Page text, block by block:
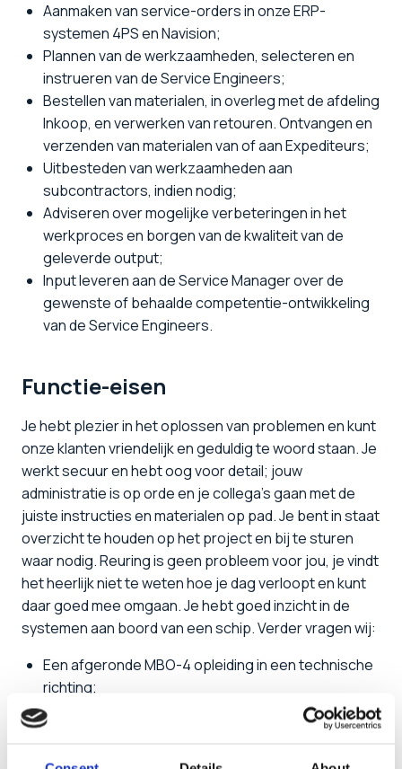
Aanmaken van service-orders in onze ERP-
systemen 4PS en Navision;
Plannen van de werkzaamheden, selecteren en
instrueren van de Service Engineers;
Bestellen van materialen, in overleg met de afdeling
Inkoop, en verwerken van retouren. Ontvangen en
verzenden van materialen van of aan Expediteurs;
Uitbesteden van werkzaamheden aan
subcontractors, indien nodig;
Adviseren over mogelijke verbeteringen in het
werkproces en borgen van de kwaliteit van de
geleverde output;
Input leveren aan de Service Manager over de
gewenste of behaalde competentie-ontwikkeling
van de Service Engineers.
Functie-eisen
Je hebt plezier in het oplossen van problemen en kunt
onze klanten vriendelijk en geduldig te woord staan. Je
werkt secuur en hebt oog voor detail; jouw
administratie is op orde en je collega’s gaan met de
juiste instructies en materialen op pad. Je bent in staat
overzicht te houden op het project en bij te sturen
waar nodig. Reuring is geen probleem voor jou, je vindt
het heerlijk niet te weten hoe je dag verloopt en kunt
daar goed mee omgaan. Je hebt goed inzicht in de
systemen aan boord van een schip. Verder vragen wij:
Een afgeronde MBO-4 opleiding in een technische
richting;
3+ jaar ervaring als service coördinator of service
engineer, die een overstap wil maken, bij voorkeur